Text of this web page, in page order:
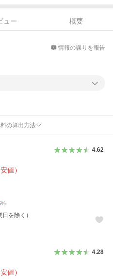
ュー
概要
情報の誤りを報告
の算出方法
4.62
値）
%
を除く）
4.28
値）